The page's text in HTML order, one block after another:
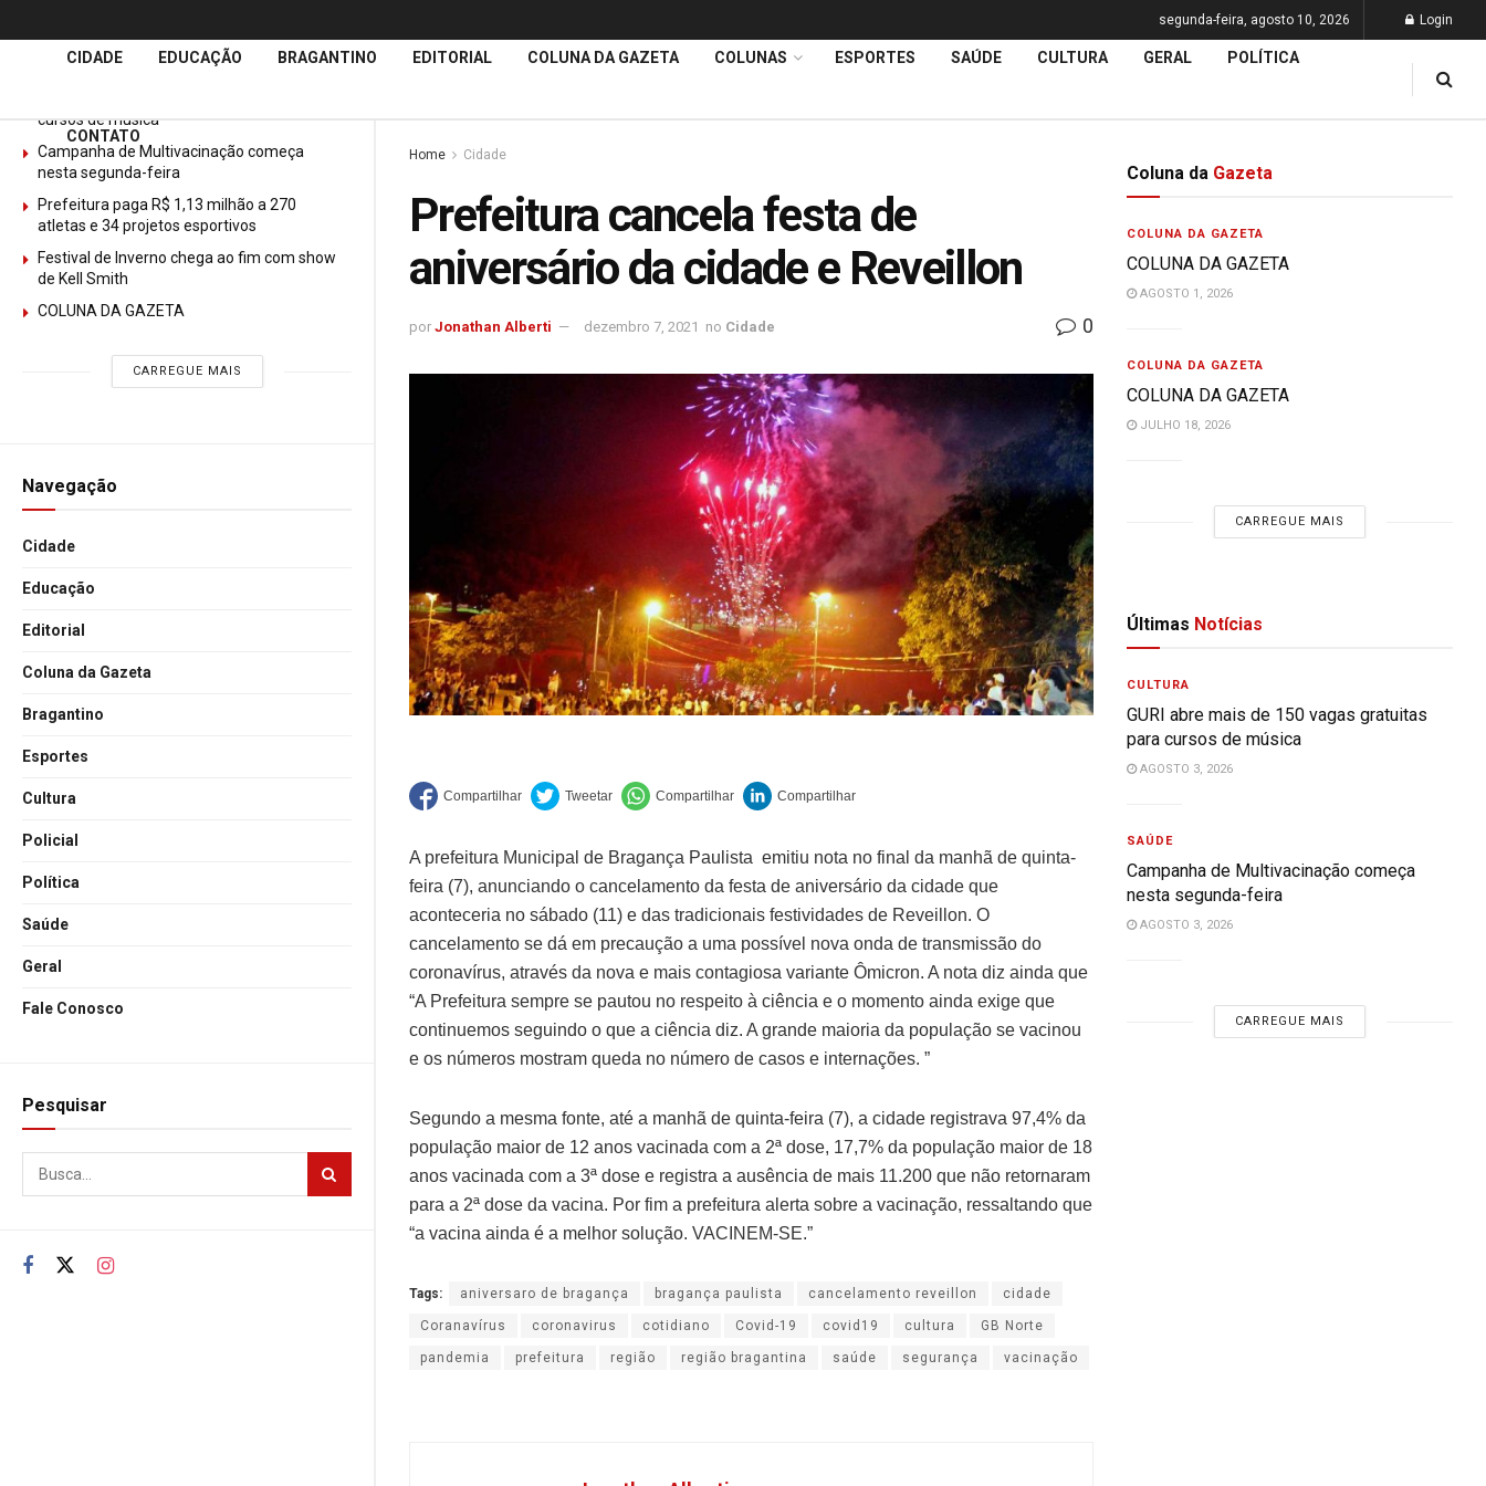
ÚltimasNotícias
cursos de música
Campanha de Multivacinação começa
nesta segunda-feira
Prefeitura paga R$ 1,13 milhão a 270
atletas e 34 projetos esportivos
Festival de Inverno chega ao fim com show
de Kell Smith
COLUNA DA GAZETA
CARREGUE MAIS
Navegação
Cidade
Educação
Editorial
Coluna da Gazeta
Bragantino
Esportes
Cultura
Policial
Política
Saúde
Geral
Fale Conosco
Pesquisar
segunda-feira, agosto 10, 2026 Login
CIDADE EDUCAÇÃO BRAGANTINO EDITORIAL COLUNA DA GAZETA COLUNAS ESPORTES SAÚDE CULTURA GERAL POLÍTICA
CONTATO
Home Cidade
Prefeitura cancela festa de
aniversário da cidade e Reveillon
por Jonathan Alberti dezembro 7, 2021 no Cidade 0
A prefeitura Municipal de Bragança Paulista emitiu nota no final da manhã de quinta-
feira (7), anunciando o cancelamento da festa de aniversário da cidade que
aconteceria no sábado (11) e das tradicionais festividades de Reveillon. O
cancelamento se dá em precaução a uma possível nova onda de transmissão do
coronavírus, através da nova e mais contagiosa variante Ômicron. A nota diz ainda que
“A Prefeitura sempre se pautou no respeito à ciência e o momento ainda exige que
continuemos seguindo o que a ciência diz. A grande maioria da população se vacinou
e os números mostram queda no número de casos e internações. ”
Segundo a mesma fonte, até a manhã de quinta-feira (7), a cidade registrava 97,4% da
população maior de 12 anos vacinada com a 2ª dose, 17,7% da população maior de 18
anos vacinada com a 3ª dose e registra a ausência de mais 11.200 que não retornaram
para a 2ª dose da vacina. Por fim a prefeitura alerta sobre a vacinação, ressaltando que
“a vacina ainda é a melhor solução. VACINEM-SE.”
Tags: aniversaro de bragança bragança paulista cancelamento reveillon cidade
Coranavírus coronavirus cotidiano Covid-19 covid19 cultura GB Norte
pandemia prefeitura região região bragantina saúde segurança vacinação
Coluna da Gazeta
COLUNA DA GAZETA
COLUNA DA GAZETA
AGOSTO 1, 2026
COLUNA DA GAZETA
COLUNA DA GAZETA
JULHO 18, 2026
CARREGUE MAIS
Últimas Notícias
CULTURA
GURI abre mais de 150 vagas gratuitas
para cursos de música
AGOSTO 3, 2026
SAÚDE
Campanha de Multivacinação começa
nesta segunda-feira
AGOSTO 3, 2026
CARREGUE MAIS